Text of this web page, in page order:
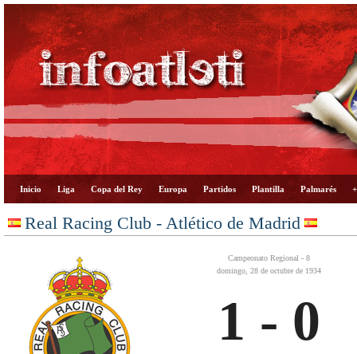
Inicio Liga Copa del Rey Europa Partidos Plantilla Palmarés
Real Racing Club - Atlético de Madrid
Campeonato Regional - 8
domingo, 28 de octubre de 1934
1 - 0